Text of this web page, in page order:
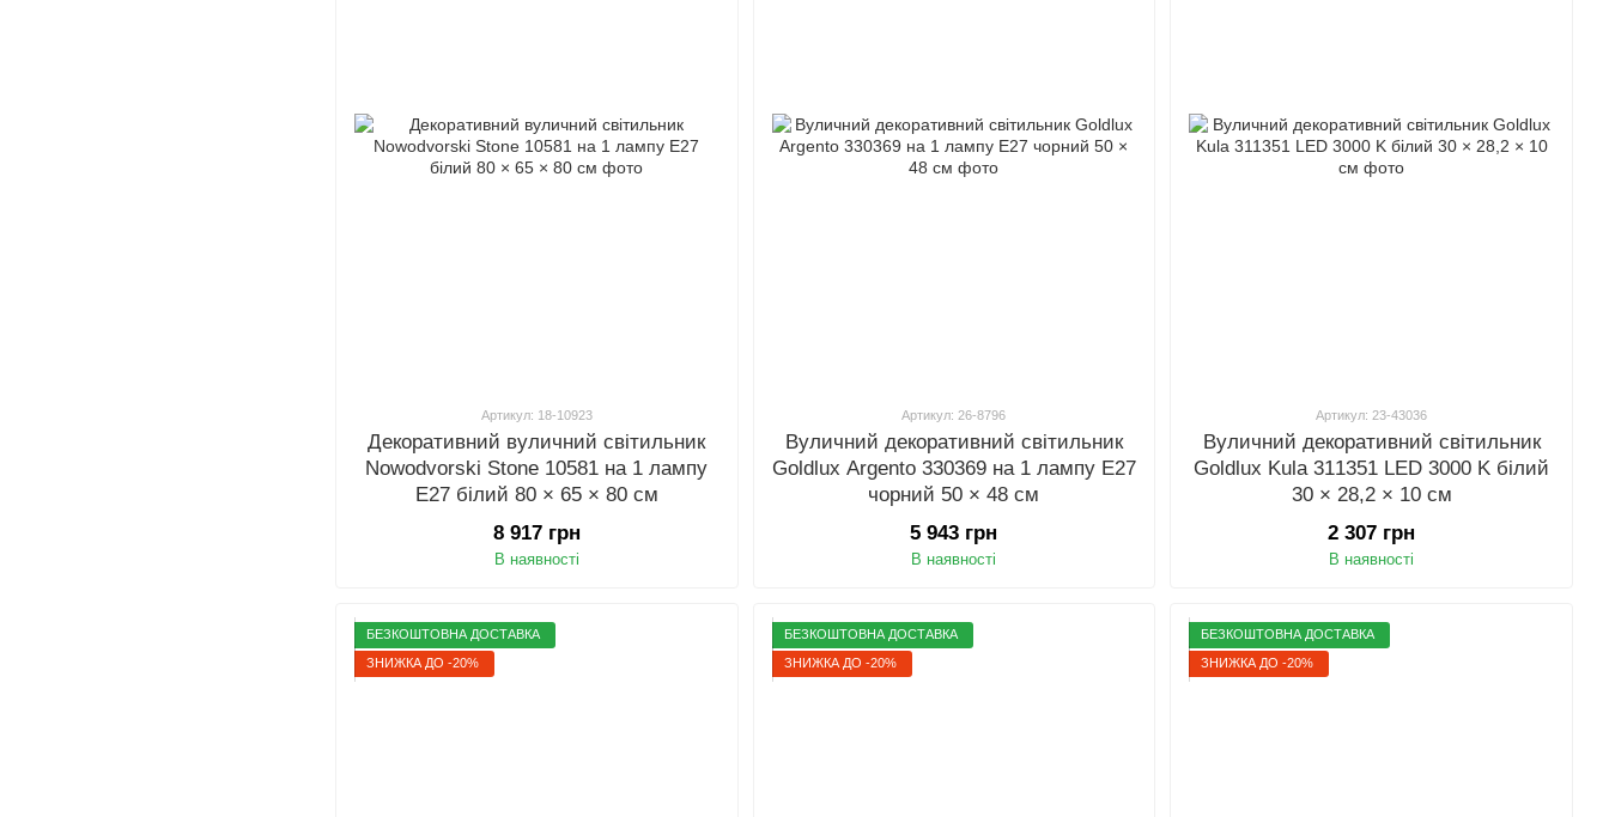
Артикул: 18-10923
Декоративний вуличний світильник
Nowodvorski Stone 10581 на 1 лампу
E27 білий 80 × 65 × 80 см
8 917 грн
В наявності
Артикул: 26-8796
Вуличний декоративний світильник
Goldlux Argento 330369 на 1 лампу E27
чорний 50 × 48 см
5 943 грн
В наявності
Артикул: 23-43036
Вуличний декоративний світильник
Goldlux Kula 311351 LED 3000 K білий
30 × 28,2 × 10 см
2 307 грн
В наявності
БЕЗКОШТОВНА ДОСТАВКА
ЗНИЖКА ДО -20%
БЕЗКОШТОВНА ДОСТАВКА
ЗНИЖКА ДО -20%
БЕЗКОШТОВНА ДОСТАВКА
ЗНИЖКА ДО -20%